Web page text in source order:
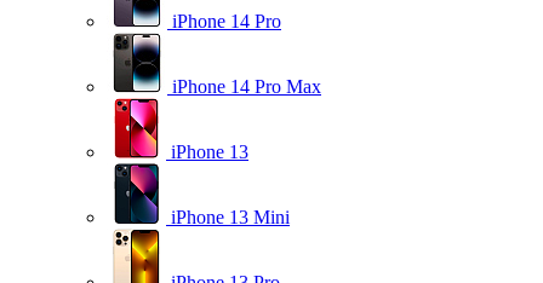
iPhone 14 Pro
iPhone 14 Pro Max
iPhone 13
iPhone 13 Mini